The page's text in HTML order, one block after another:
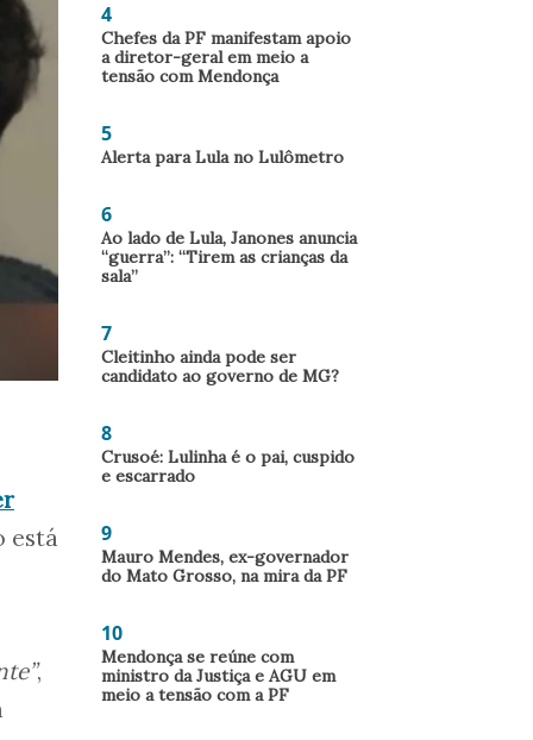
está
,
4
Chefes da PF manifestam apoio
a diretor-geral em meio a
tensão com Mendonça
5
Alerta para Lula no Lulômetro
6
Ao lado de Lula, Janones anuncia
“guerra”: “Tirem as crianças da
sala”
7
Cleitinho ainda pode ser
candidato ao governo de MG?
8
Crusoé: Lulinha é o pai, cuspido
e escarrado
9
Mauro Mendes, ex-governador
do Mato Grosso, na mira da PF
10
Mendonça se reúne com
ministro da Justiça e AGU em
meio a tensão com a PF